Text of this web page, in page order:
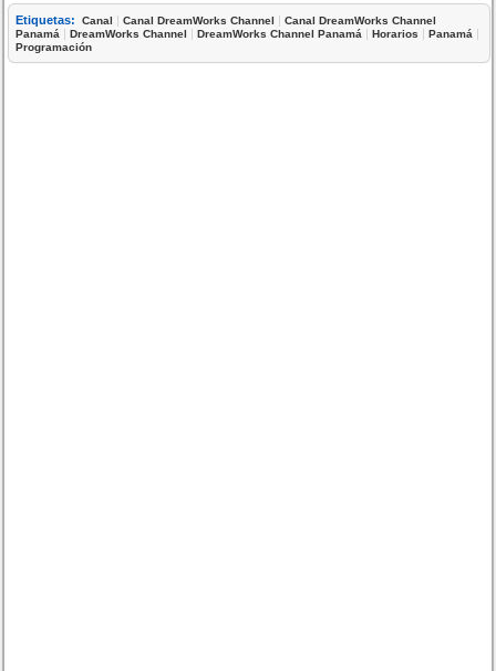
Etiquetas: Canal |Canal DreamWorks Channel |Canal DreamWorks Channel
Panamá |DreamWorks Channel |DreamWorks Channel Panamá |Horarios |Panamá |
Programación